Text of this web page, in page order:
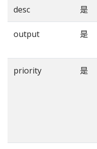
desc 是
output 是
priority 是